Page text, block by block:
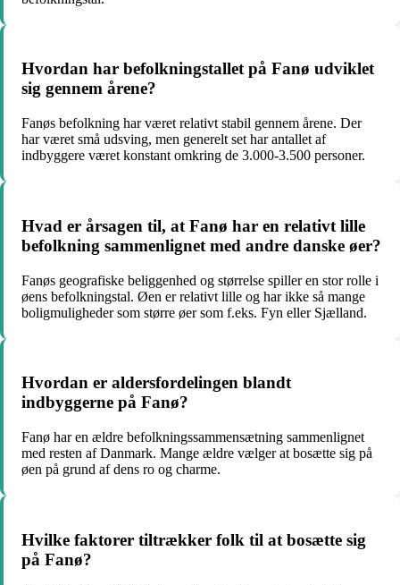
Hvordan har befolkningstallet på Fanø udviklet
sig gennem årene?
Fanøs befolkning har været relativt stabil gennem årene. Der
har været små udsving, men generelt set har antallet af
indbyggere været konstant omkring de 3.000-3.500 personer.
Hvad er årsagen til, at Fanø har en relativt lille
befolkning sammenlignet med andre danske øer?
Fanøs geografiske beliggenhed og størrelse spiller en stor rolle i
øens befolkningstal. Øen er relativt lille og har ikke så mange
boligmuligheder som større øer som f.eks. Fyn eller Sjælland.
Hvordan er aldersfordelingen blandt
indbyggerne på Fanø?
Fanø har en ældre befolkningssammensætning sammenlignet
med resten af Danmark. Mange ældre vælger at bosætte sig på
øen på grund af dens ro og charme.
Hvilke faktorer tiltrækker folk til at bosætte sig
på Fanø?